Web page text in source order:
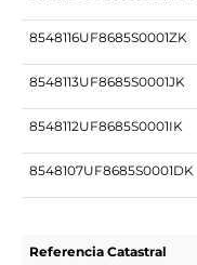
8548116UF8685S0001ZK
8548113UF8685S0001JK
8548112UF8685S0001IK
8548107UF8685S0001DK
Referencia Catastral